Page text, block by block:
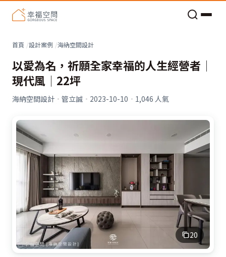
首頁 設計案例 海納空間設計
以愛為名，祈願全家幸福的人生經營者│
現代風│22坪
海納空間設計 · 管立誠 · 2023-10-10 · 1,046 人氣
20